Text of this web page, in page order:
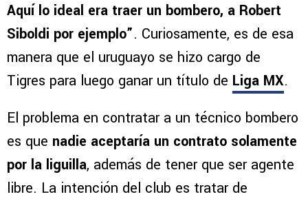
Aquí lo ideal era traer un bombero, a Robert
Siboldi por ejemplo”. Curiosamente, es de esa
manera que el uruguayo se hizo cargo de
Tigres para luego ganar un título de Liga MX.
El problema en contratar a un técnico bombero
es que nadie aceptaría un contrato solamente
por la liguilla, además de tener que ser agente
libre. La intención del club es tratar de